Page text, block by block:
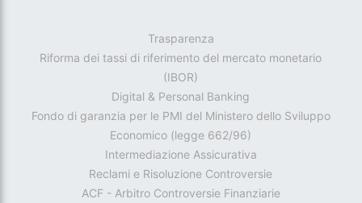
Trasparenza
Riforma dei tassi di riferimento del mercato monetario
(IBOR)
Digital & Personal Banking
Fondo di garanzia per le PMI del Ministero dello Sviluppo
Economico (legge 662/96)
Intermediazione Assicurativa
Reclami e Risoluzione Controversie
ACF - Arbitro Controversie Finanziarie